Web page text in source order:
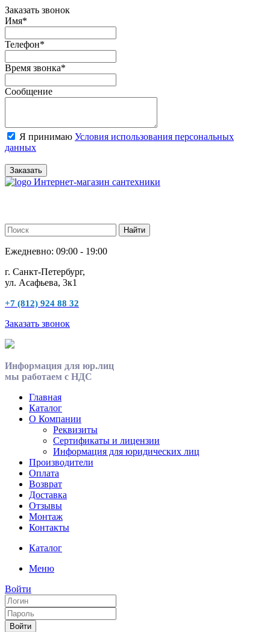
Заказать звонок
Имя*
Телефон*
Время звонка*
Сообщение
Я принимаю Условия использования персональных
данных
Заказать
Интернет-магазин сантехники
Ежедневно: 09:00 - 19:00
г. Санкт-Петербург,
ул. Асафьева, 3к1
+7 (812) 924 88 32
Заказать звонок
Информация для юр.лиц
мы работаем с НДС
Главная
Каталог
О Компании
Реквизиты
Сертификаты и лицензии
Информация для юридических лиц
Производители
Оплата
Возврат
Доставка
Отзывы
Монтаж
Контакты
Каталог
Меню
Войти
Войти